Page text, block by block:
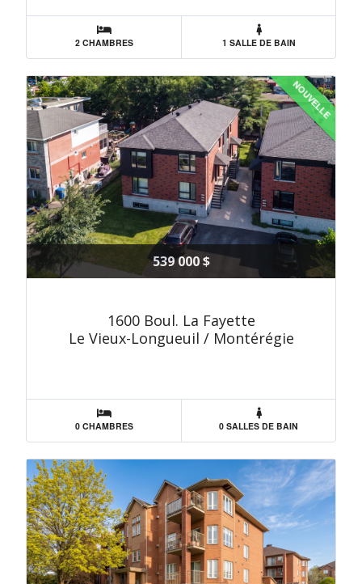
2 CHAMBRES 1 SALLE DE BAIN
NOUVELLE
539 000 $
1600 Boul. La Fayette
Le Vieux-Longueuil / Montérégie
0 CHAMBRES 0 SALLES DE BAIN